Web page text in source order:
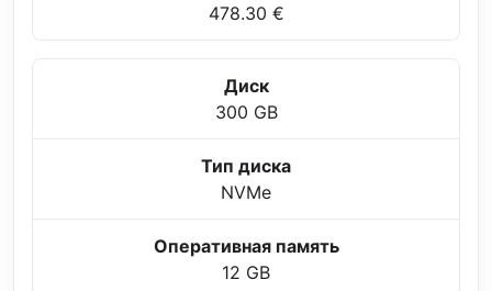
478.30 €
Диск
300 GB
Тип диска
NVMe
Оперативная память
12 GB